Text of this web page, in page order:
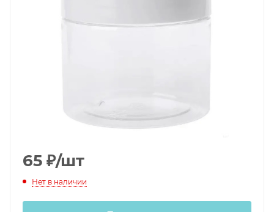
65 ₽/шт
Нет в наличии